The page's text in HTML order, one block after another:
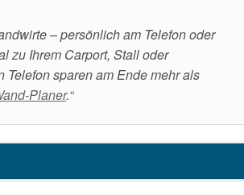
– persönlich am Telefon oder
zu Ihrem Carport, Stall oder
Telefon sparen am Ende mehr als
Planer.“